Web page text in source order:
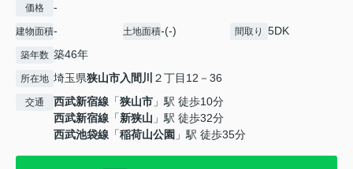
価格 -
建物面積- 土地面積-(-) 間取り 5DK
築年数 築46年
所在地 埼玉県狭山市入間川 ２丁目12－36
交通 西武新宿線 「狭山市 」駅 徒歩10分
西武新宿線 「新狭山 」駅 徒歩32分
西武池袋線 「稲荷山公園 」駅 徒歩35分